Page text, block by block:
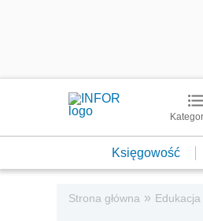
Księgowość
Strona główna » Edukacja